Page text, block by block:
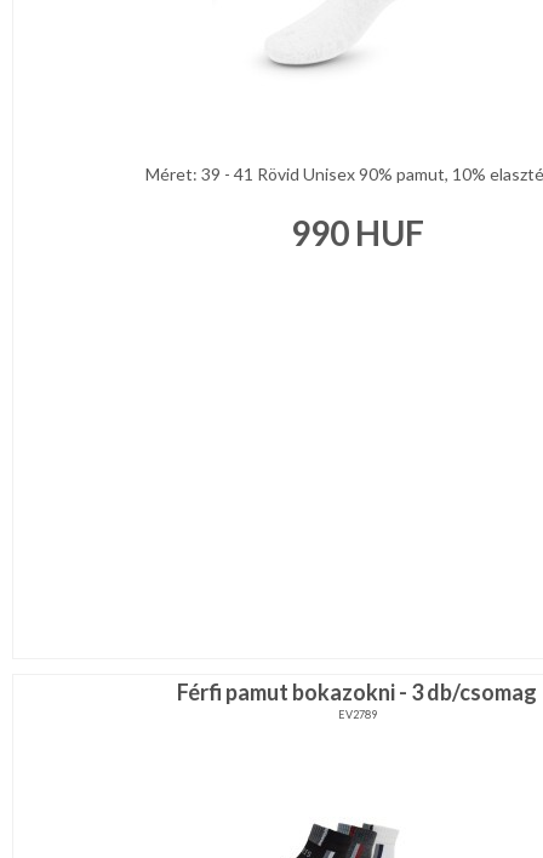
Méret: 39 - 41 Rövid Unisex 90% pamut, 10%
990HUF
Férfi pamut bokazokni - 3 db/csomag
EV2789